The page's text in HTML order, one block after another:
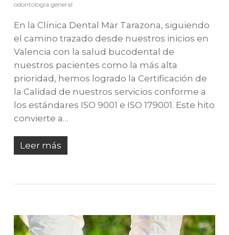
odontología general
En la Clínica Dental Mar Tarazona, siguiendo
el camino trazado desde nuestros inicios en
Valencia con la salud bucodental de
nuestros pacientes como la más alta
prioridad, hemos logrado la Certificación de
la Calidad de nuestros servicios conforme a
los estándares ISO 9001 e ISO 179001. Este hito
convierte a…
Leer más